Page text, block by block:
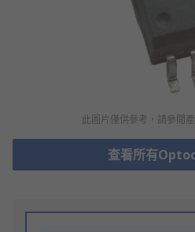
此圖片僅供參考，請參閲
查看所有